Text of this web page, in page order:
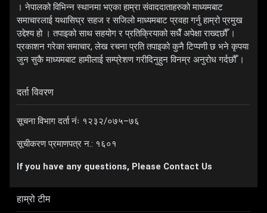
। नेपालको विभिन्न स्थानमा भएका हाम्रा संवाददाताहरुको माध्यमबाट
समाचारलाई यथासिघ्र सहज र सजिलो माध्यमबाट प्रवहा गर्नु हाम्रो प्रमुख
उद्देश्य हो । तपाइको साथ सहयोग र प्रतिक्रियाको सधैँ अपेक्षा राख्दछौँ ।
प्रकाशन गरेका समाचार, लेख रचना प्रति तपाइको कुनै टिप्पणी छ भने कृपया
जुन सुकै माध्यमबाट हामीलाई सम्प्रेशण गरीदिनुहुन विनम्र अनुरोध गर्दछौँ ।
दर्ता विवरण
सूचना विभाग दर्ता नंः १२३२/०७५–७६
सूचीकरण प्रमाणपत्र न.: १६०१
If you have any questions, Please Contact Us
हाम्रो टीम